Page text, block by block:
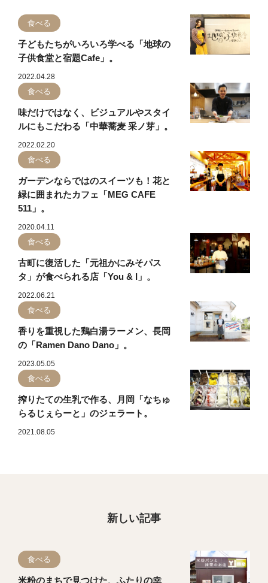
食べる
子どもたちがいろいろ学べる「地球の
子供食堂と宿題Cafe」。
2022.04.28
食べる
味だけではなく、ビジュアルやスタイ
ルにもこだわる「中華蕎麦 采ノ芽」。
2022.02.20
食べる
ガーデンならではのスイーツも！花と
緑に囲まれたカフェ「MEG CAFE
511」。
2020.04.11
食べる
古町に復活した「元祖かにみそパス
タ」が食べられる店「You & I」。
2022.06.21
食べる
香りを重視した鶏白湯ラーメン、長岡
の「Ramen Dano Dano」。
2023.05.05
食べる
搾りたての生乳で作る、月岡「なちゅ
らるじぇらーと」のジェラート。
2021.08.05
新しい記事
食べる
米粉のまちで見つけた、ふたりの幸